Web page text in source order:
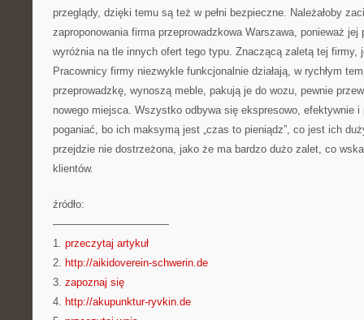
przeglądy, dzięki temu są też w pełni bezpieczne. Należałoby
zaproponowania firma przeprowadzkowa Warszawa, ponieważ
wyróżnia na tle innych ofert tego typu. Znaczącą zaletą tej firmy,
Pracownicy firmy niezwykle funkcjonalnie działają, w rychłym
przeprowadzkę, wynoszą meble, pakują je do wozu, pewnie
nowego miejsca. Wszystko odbywa się ekspresowo, efektywnie
poganiać, bo ich maksymą jest „czas to pieniądz”, co jest ich
przejdzie nie dostrzeżona, jako że ma bardzo dużo zalet, co
klientów.
źródło:
———————————
1. przeczytaj artykuł
2. http://aikidoverein-schwerin.de
3. zapoznaj się
4. http://akupunktur-ryvkin.de